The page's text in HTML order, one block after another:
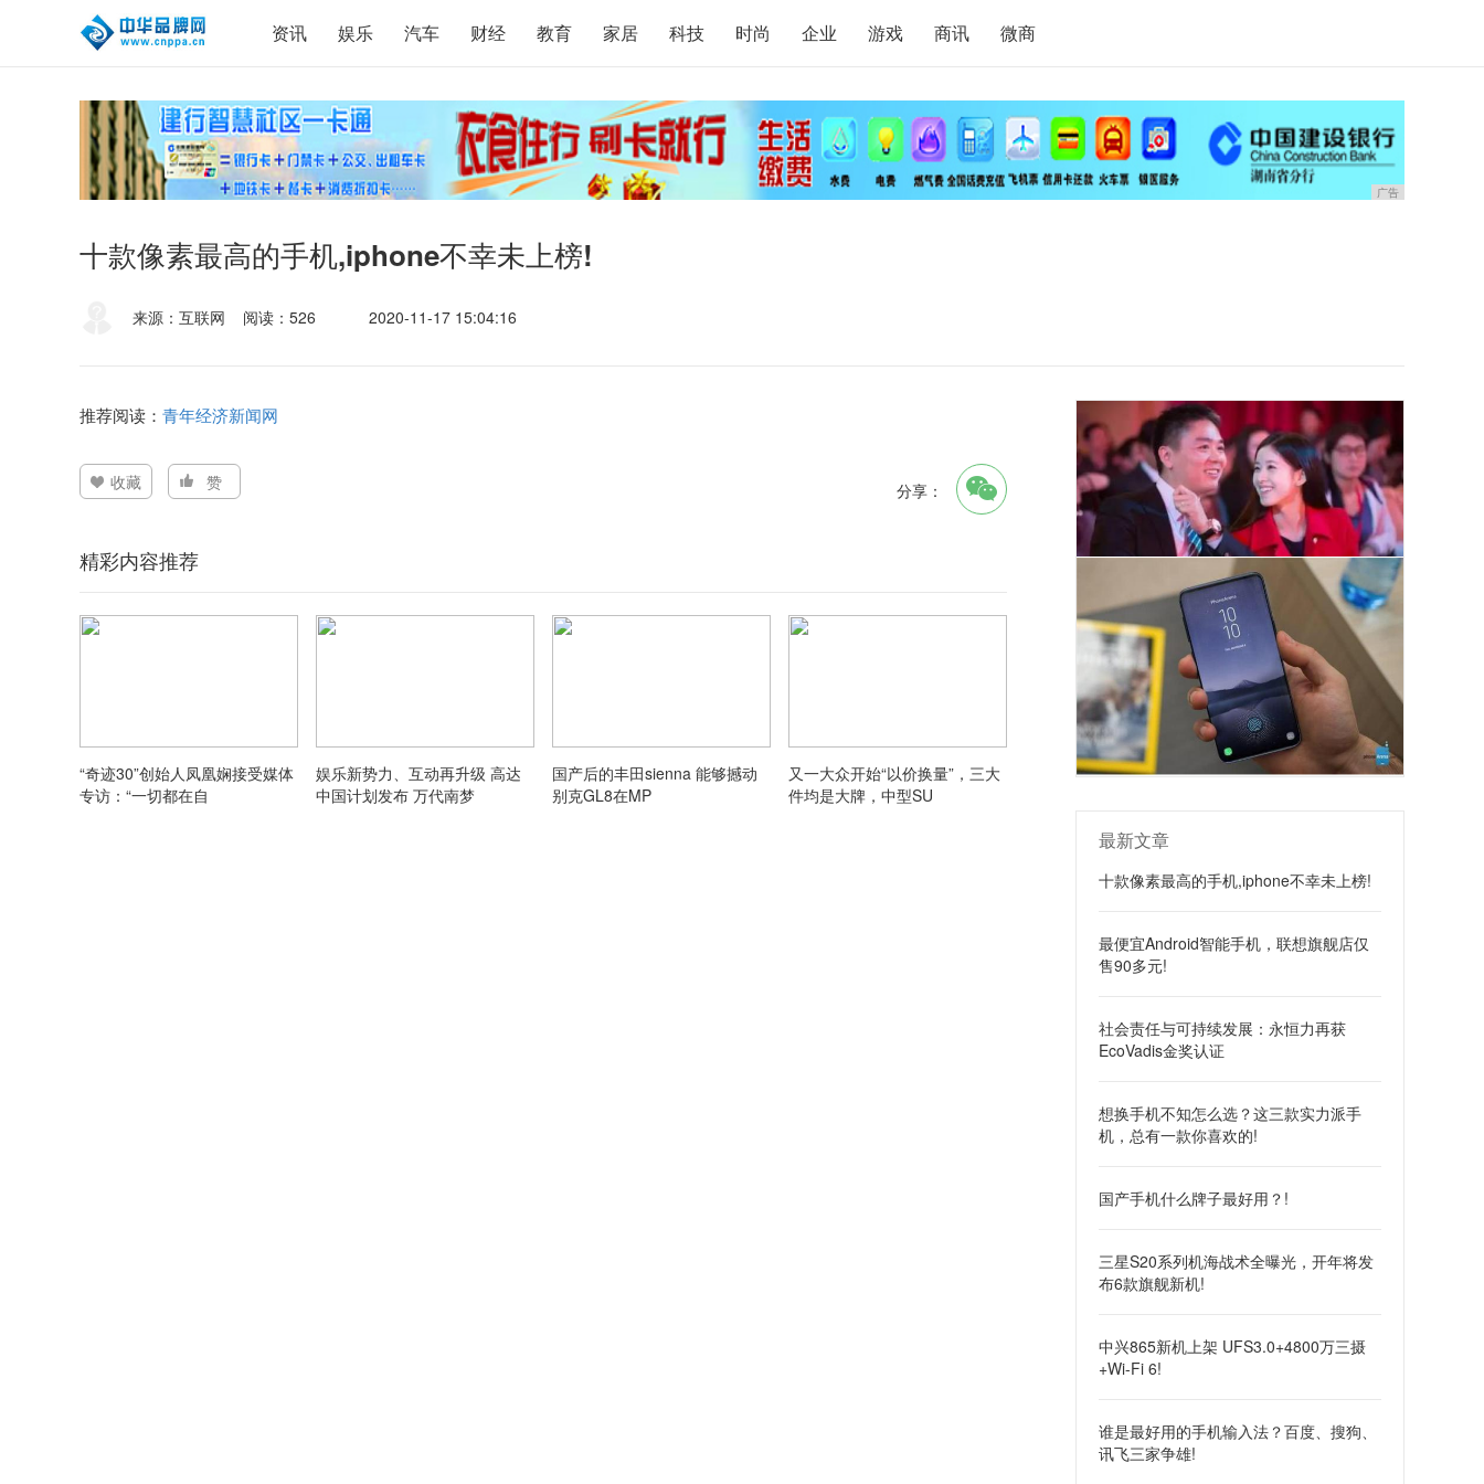
资讯 娱乐 汽车 财经 教育 家居 科技 时尚 企业 游戏 商讯 微商
广告
十款像素最高的手机,iphone不幸未上榜!
来源：互联网 阅读：526 2020-11-17 15:04:16
推荐阅读： 青年经济新闻网
收藏 赞 分享：
精彩内容推荐
“奇迹30”创始人凤凰娴接受媒体
专访：“一切都在自
娱乐新势力、互动再升级 高达
中国计划发布 万代南梦
国产后的丰田sienna 能够撼动
别克GL8在MP
又一大众开始“以价换量”，三大
件均是大牌，中型SU
最新文章
十款像素最高的手机,iphone不幸未上榜!
最便宜Android智能手机，联想旗舰店仅
售90多元!
社会责任与可持续发展：永恒力再获
EcoVadis金奖认证
想换手机不知怎么选？这三款实力派手
机，总有一款你喜欢的!
国产手机什么牌子最好用？!
三星S20系列机海战术全曝光，开年将发
布6款旗舰新机!
中兴865新机上架 UFS3.0+4800万三摄
+Wi-Fi 6!
谁是最好用的手机输入法？百度、搜狗、
讯飞三家争雄!